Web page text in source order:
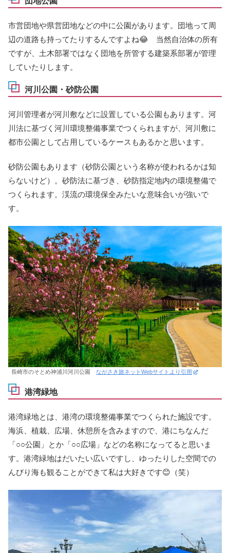
市営団地や県営団地などの中に公園があります。団地って周
辺の道路も持ってたりするんですよね😂 当然自治体の所有
ですが、土木部署ではなく団地を所管する建築系部署が管理
していたりします。
河川公園・砂防公園
河川管理者が河川敷などに設置している公園もあります。河
川法に基づく河川環境整備事業でつくられますが、河川敷に
都市公園として占用しているケースもあるかと思います。
砂防公園もあります（砂防公園という名称が使われるかは知
らないけど）。砂防法に基づき、砂防指定地内の環境整備で
つくられます。渓流の環境保全みたいな意味合いが強いで
す。
長崎市のそとめ神浦川河川公園 ながさき旅ネットWebサイトより引用
港湾緑地
港湾緑地とは、港湾の環境整備事業でつくられた施設です。
海浜、植栽、広場、休憩所を含みますので、港にちなんだ
「○○公園」とか「○○広場」などの名称になってると思いま
す。港湾緑地はだいたい広いですし、ゆったりした空間での
んびり海も観ることができて私は大好きです😊（笑）